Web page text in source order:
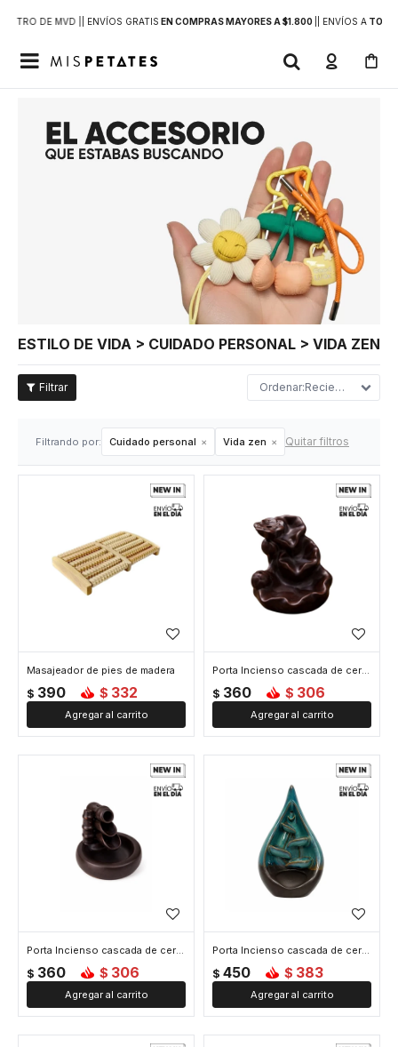
DE MVD | | ENVÍOS GRATIS EN COMPRAS MAYORES A $1.800 | ENVÍOS ATODO

ESTILO DE VIDA > CUIDADO PERSONAL > VIDA ZEN
Recientes
Filtrando por: Cuidado personal Vida zen Quitar filtros
Masajeador de pies de madera
$ 390 $ 332
Porta Incienso cascada de cerámica para cono Hojas - Negro
$ 360 $ 306
Porta Incienso cascada de cerámica para cono Bambú - Negro
$ 360 $ 306
Porta Incienso cascada de cerámica para cono Gota - Verde
$ 450 $ 383